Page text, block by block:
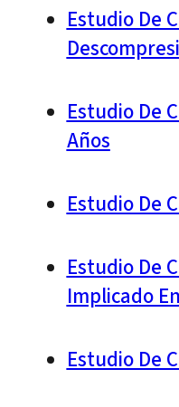
Estudio De
Estudio De
Años
Estudio De
Estudio De
Implicado
Estudio De